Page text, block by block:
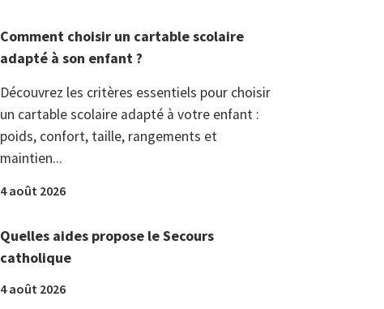
Comment choisir un cartable scolaire
adapté à son enfant ?
Découvrez les critères essentiels pour choisir
un cartable scolaire adapté à votre enfant :
poids, confort, taille, rangements et
maintien...
4 août 2026
Quelles aides propose le Secours
catholique
4 août 2026